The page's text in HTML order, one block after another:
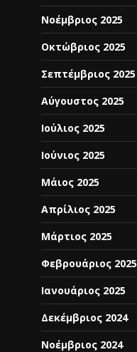
Νοέμβριος 2025
Οκτώβριος 2025
Σεπτέμβριος 2025
Αύγουστος 2025
Ιούλιος 2025
Ιούνιος 2025
Μάιος 2025
Απρίλιος 2025
Μάρτιος 2025
Φεβρουάριος 2025
Ιανουάριος 2025
Δεκέμβριος 2024
Νοέμβριος 2024